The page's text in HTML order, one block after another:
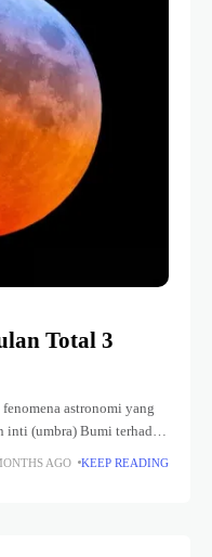
Total 3
astronomi yang
inti (umbra) Bumi terhadap
langsung dari Matahari
AGO KEEP READING